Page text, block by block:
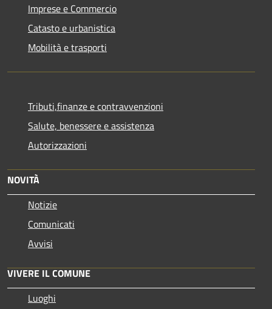
Imprese e Commercio
Catasto e urbanistica
Mobilità e trasporti
Tributi,finanze e contravvenzioni
Salute, benessere e assistenza
Autorizzazioni
NOVITÀ
Notizie
Comunicati
Avvisi
VIVERE IL COMUNE
Luoghi